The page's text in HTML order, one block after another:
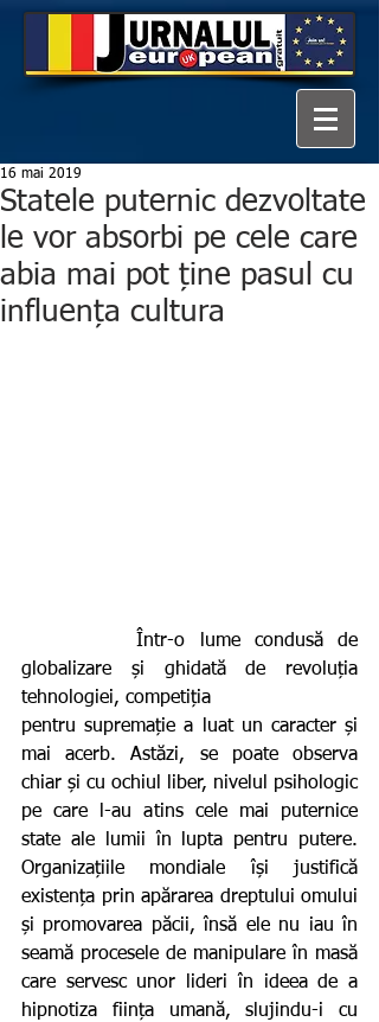
Statele puternic dezvoltate
le vor absorbi pe cele care
abia mai pot ține pasul cu
influența cultura
16 mai 2019
        Într-o lume condusă de
globalizare și ghidată de revoluția
tehnologiei, competiția
pentru supremație a luat un caracter și
mai acerb. Astăzi, se poate observa
chiar și cu ochiul liber, nivelul psihologic
pe care l-au atins cele mai puternice
state ale lumii în lupta pentru putere.
Organizațiile mondiale își justifică
existența prin apărarea dreptului omului
și promovarea păcii, însă ele nu iau în
seamă procesele de manipulare în masă
care servesc unor lideri în ideea de a
hipnotiza ființa umană, slujindu-i cu